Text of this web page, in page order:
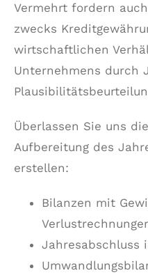
Vermehrt fordern
zwecks
wirtschaftlichen
Unternehmens durch
Überlassen Sie uns
Aufbereitung des
erstellen:
Bilanzen mit
Jahresabschluss